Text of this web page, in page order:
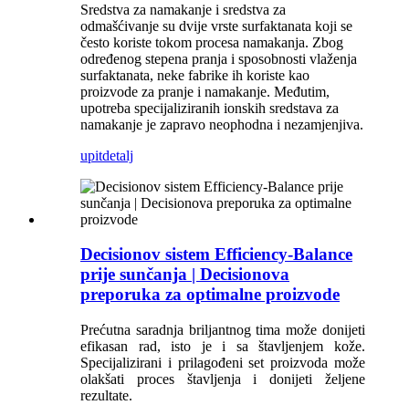
Sredstva za namakanje i sredstva za
odmašćivanje su dvije vrste surfaktanata koji se
često koriste tokom procesa namakanja. Zbog
određenog stepena pranja i sposobnosti vlaženja
surfaktanata, neke fabrike ih koriste kao
proizvode za pranje i namakanje. Međutim,
upotreba specijaliziranih ionskih sredstava za
namakanje je zapravo neophodna i nezamjenjiva.
upitdetalj
Decisionov sistem Efficiency-Balance
prije sunčanja | Decisionova
preporuka za optimalne proizvode
Prećutna saradnja briljantnog tima može donijeti
efikasan rad, isto je i sa štavljenjem kože.
Specijalizirani i prilagođeni set proizvoda može
olakšati proces štavljenja i donijeti željene
rezultate.